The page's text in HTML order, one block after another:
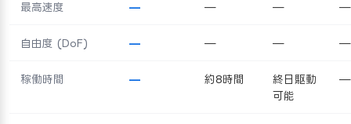
最高速度 — — — —
自由度 (DoF) — — — —
稼働時間 — 約8時間
終日駆動
可能
—